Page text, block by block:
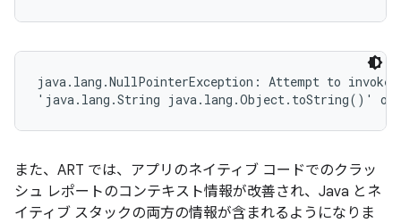
java.lang.NullPointerException: Attempt to invoke
'java.lang.String java.lang.Object.toString()' on
また、ART では、アプリのネイティブ コードでのクラッ
シュ レポートのコンテキスト情報が改善され、Java とネ
イティブ スタックの両方の情報が含まれるようになりま